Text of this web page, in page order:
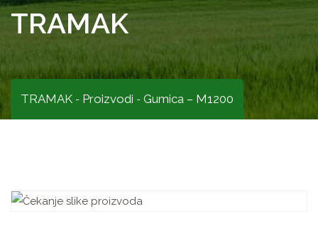
TRAMAK
TRAMAK - Proizvodi - Gumica – M1200